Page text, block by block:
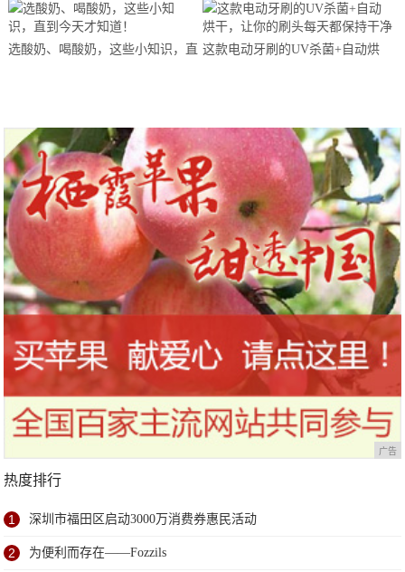
马拉松超级精英赛顺德海骏达中心
站欢乐开跑
选酸奶、喝酸奶，这些小知识，直 这款电动牙刷的UV杀菌+自动烘
广告
热度排行
1 深圳市福田区启动3000万消费券惠民活动
2 为便利而存在——Fozzils